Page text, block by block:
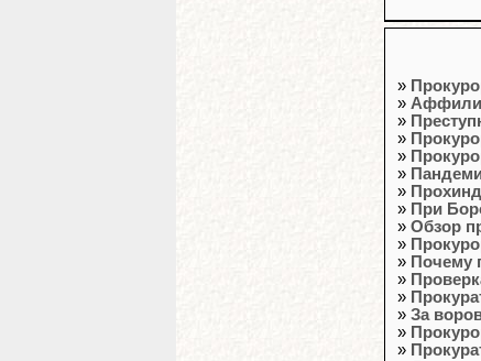
»
»
»
»
»
»
»
» При
» Обзор
»
» Почему
»
»
» За
»
»